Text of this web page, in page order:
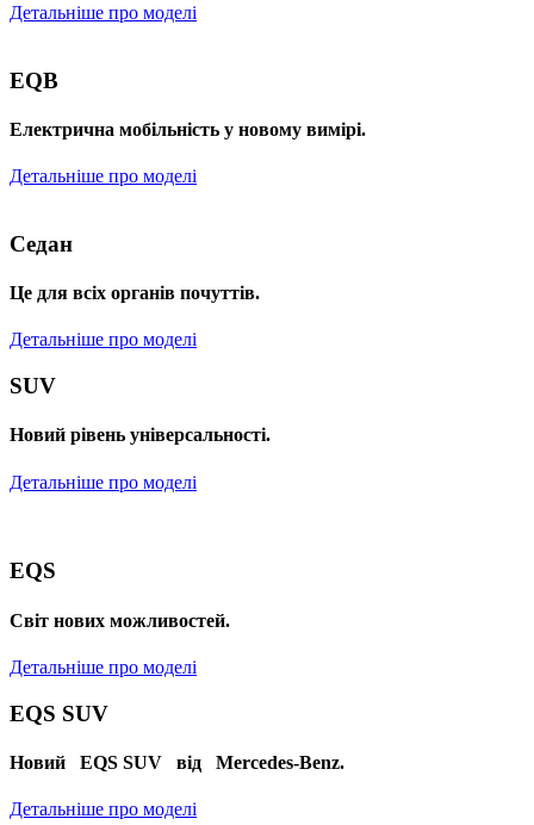
Детальніше про моделі
EQB
Електрична мобільність у новому вимірі.
Детальніше про моделі
Седан
Це для всіх органів почуттів.
Детальніше про моделі
SUV
Новий рівень універсальності.
Детальніше про моделі
EQS
Cвіт нових можливостей.
Детальніше про моделі
EQS SUV
Новий EQS SUV від Mercedes-Benz.
Детальніше про моделі